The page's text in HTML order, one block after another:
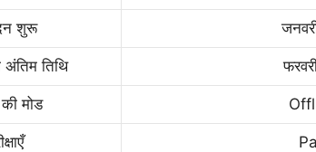
शुरू
तिथि
की मोड